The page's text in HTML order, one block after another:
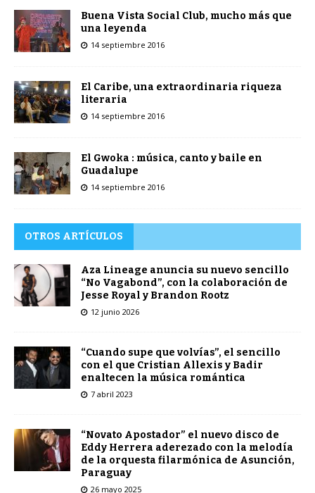
Buena Vista Social Club, mucho más que
una leyenda
14 septiembre 2016
El Caribe, una extraordinaria riqueza
literaria
14 septiembre 2016
El Gwoka : música, canto y baile en
Guadalupe
14 septiembre 2016
OTROS ARTÍCULOS
Aza Lineage anuncia su nuevo sencillo
“No Vagabond”, con la colaboración de
Jesse Royal y Brandon Rootz
12 junio 2026
“Cuando supe que volvías”, el sencillo
con el que Cristian Allexis y Badir
enaltecen la música romántica
7 abril 2023
“Novato Apostador” el nuevo disco de
Eddy Herrera aderezado con la melodía
de la orquesta filarmónica de Asunción,
Paraguay
26 mayo 2025